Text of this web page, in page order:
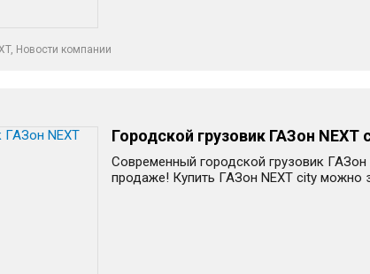
, Новости компании
Городской грузовик ГАЗон NEXT
Современный городской грузовик ГАЗон
продаже! Купить ГАЗон NEXT city можно